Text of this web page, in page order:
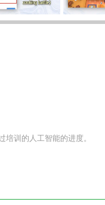
训的人工智能的进度。